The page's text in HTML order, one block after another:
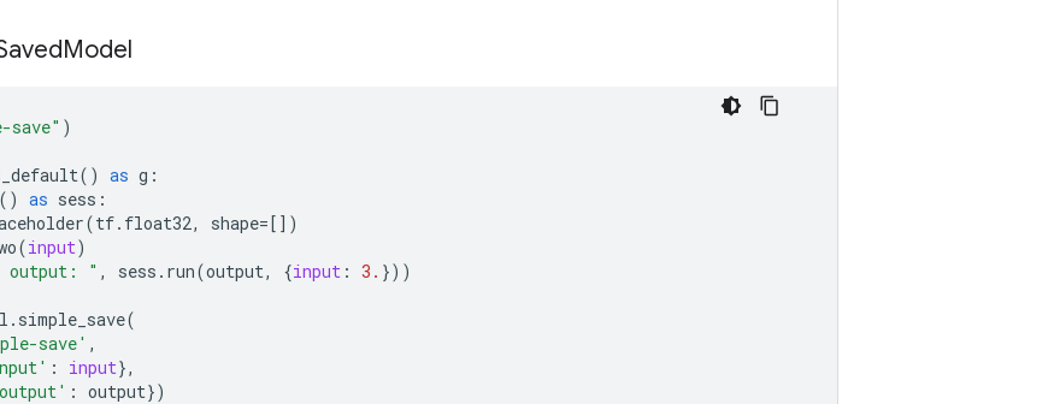
Model
save" )
() as g :
() as sess :
(tf. float32, shape=[])
(input)
output: " , sess . run(output, {input : 3. }))
. simple_save(
save' ,
: input},
: output})